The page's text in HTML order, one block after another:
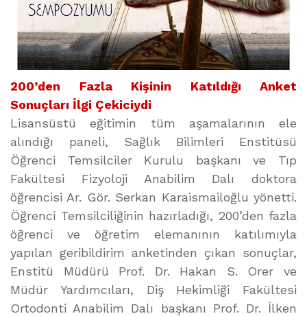
200’den Fazla Kişinin Katıldığı Anket
Sonuçları İlgi Çekiciydi
Lisansüstü eğitimin tüm aşamalarının ele
alındığı paneli, Sağlık Bilimleri Enstitüsü
Öğrenci Temsilciler Kurulu başkanı ve Tıp
Fakültesi Fizyoloji Anabilim Dalı doktora
öğrencisi Ar. Gör. Serkan Karaismailoğlu yönetti.
Öğrenci Temsilciliğinin hazırladığı, 200’den fazla
öğrenci ve öğretim elemanının katılımıyla
yapılan geribildirim anketinden çıkan sonuçlar,
Enstitü Müdürü Prof. Dr. Hakan S. Orer ve
Müdür Yardımcıları, Diş Hekimliği Fakültesi
Ortodonti Anabilim Dalı başkanı Prof. Dr. İlken